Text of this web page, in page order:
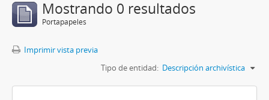
Mostrando 0 resultados
Portapapeles
Imprimir vista previa
Tipo de entidad: Descripción archivística